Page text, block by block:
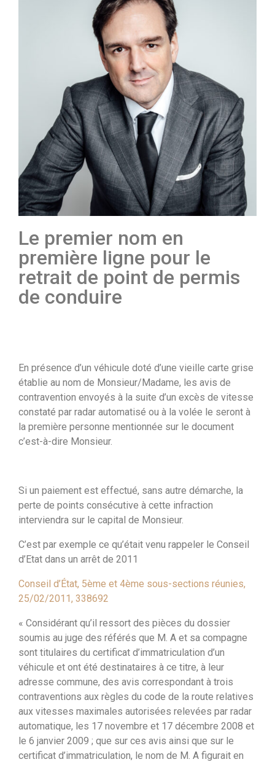
Le premier nom en
première ligne pour le
retrait de point de permis
de conduire
En présence d’un véhicule doté d’une vieille carte grise
établie au nom de Monsieur/Madame, les avis de
contravention envoyés à la suite d’un excès de vitesse
constaté par radar automatisé ou à la volée le seront à
la première personne mentionnée sur le document
c’est-à-dire Monsieur.
Si un paiement est effectué, sans autre démarche, la
perte de points consécutive à cette infraction
interviendra sur le capital de Monsieur.
C’est par exemple ce qu’était venu rappeler le Conseil
d’Etat dans un arrêt de 2011
Conseil d’État, 5ème et 4ème sous-sections réunies,
25/02/2011, 338692
« Considérant qu’il ressort des pièces du dossier
soumis au juge des référés que M. A et sa compagne
sont titulaires du certificat d’immatriculation d’un
véhicule et ont été destinataires à ce titre, à leur
adresse commune, des avis correspondant à trois
contraventions aux règles du code de la route relatives
aux vitesses maximales autorisées relevées par radar
automatique, les 17 novembre et 17 décembre 2008 et
le 6 janvier 2009 ; que sur ces avis ainsi que sur le
certificat d’immatriculation, le nom de M. A figurait en